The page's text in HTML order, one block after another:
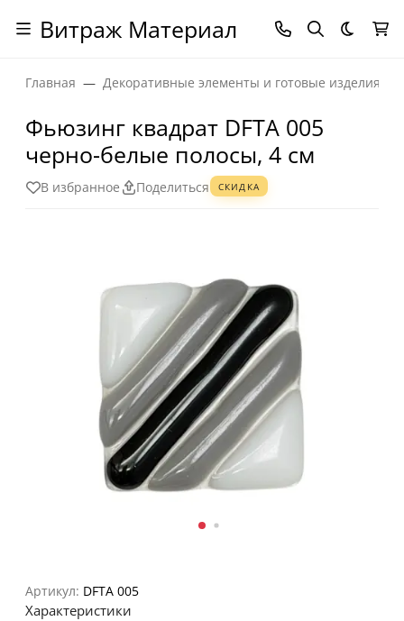
Витраж Материал Темная
Главная Декоративные элементы и готовые изделия
Фьюзинг квадрат DFTA 005
черно-белые полосы, 4 см
В избранное Поделиться СКИДКА
Артикул: DFTA 005
Характеристики